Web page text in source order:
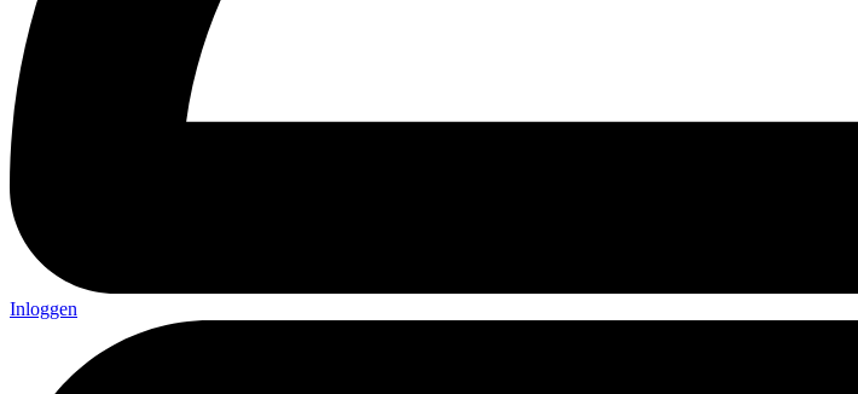
Inloggen